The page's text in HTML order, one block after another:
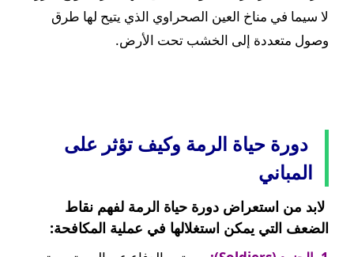
لا سيما في مناخ العين الصحراوي الذي يتيح لها طرق
وصول متعددة إلى الخشب تحت الأرض.
دورة حياة الرمة وكيف تؤثر على
المباني
لابد من استعراض دورة حياة الرمة لفهم نقاط
الضعف التي يمكن استغلالها في عملية المكافحة: